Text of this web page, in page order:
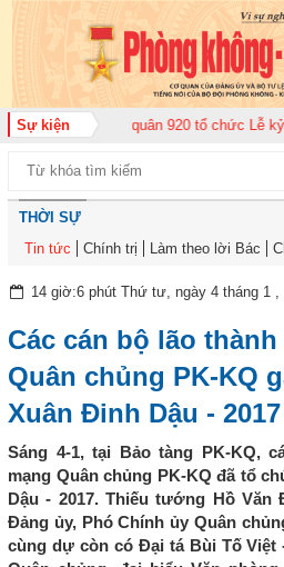
Sự kiện
đoàn Không quân 920 tổ chức Lễ kỷ
THỜI SỰ
Tin tức
Chính trị Làm theo lời Bác
14 giờ:6 phút Thứ tư, ngày 4 tháng 1 ,
Các cán bộ lão
Quân chủng PK-KQ
Xuân Đinh Dậu - 2017
Sáng 4-1, tại Bảo tàng PK-KQ,
mạng Quân chủng PK-KQ đã tổ
Dậu - 2017. Thiếu tướng Hồ
Đảng ủy, Phó Chính ủy Quân
cùng dự còn có Đại tá Bùi Tố Việt